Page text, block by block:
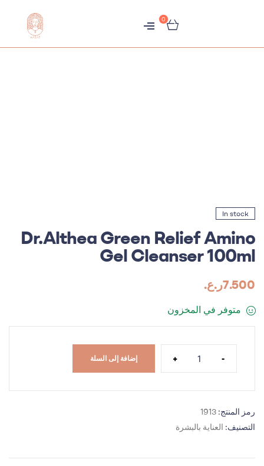
0
متجر
In stock
Dr.Althea Green Relief Amino
Gel Cleanser 100ml
7.500ر.ع.
متوفر في المخزون
-
+ إضافة إلى السلة
رمز المنتج: 1913
التصنيف: العناية بالبشرة